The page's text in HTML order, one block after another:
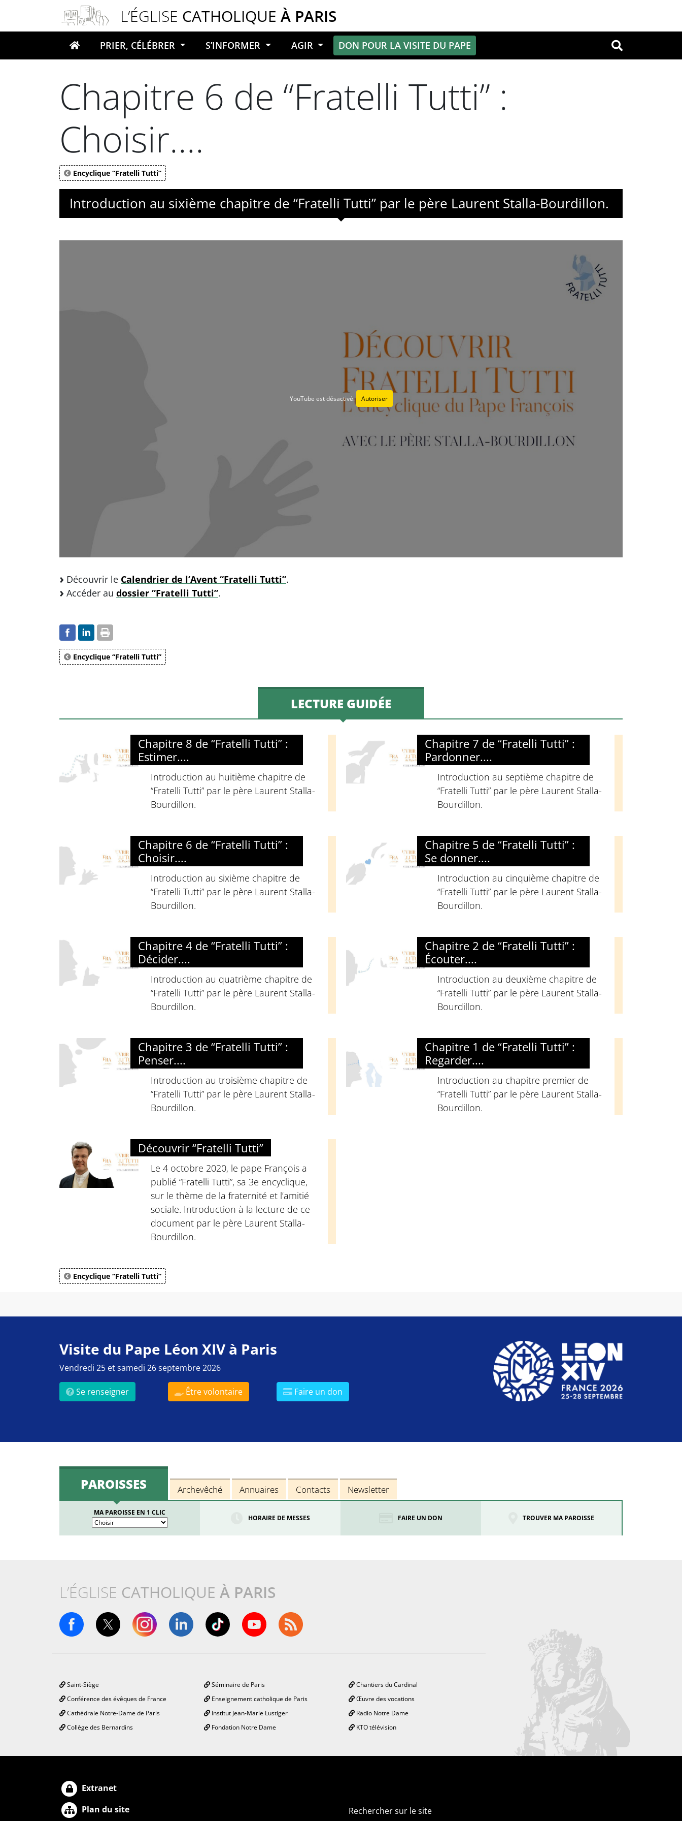
L’ÉGLISE CATHOLIQUE À PARIS
Votre recherche OK
PRIER, CÉLÉBRER S’INFORMER AGIR DON POUR LA VISITE DU PAPE
Chapitre 6 de “Fratelli Tutti” :
Choisir....
Encyclique “Fratelli Tutti”
Introduction au sixième chapitre de “Fratelli Tutti” par le père Laurent Stalla-Bourdillon.
YouTube est désactivé. Autoriser
Découvrir le Calendrier de l’Avent “Fratelli Tutti”.
Accéder au dossier “Fratelli Tutti”.
Encyclique “Fratelli Tutti”
LECTURE GUIDÉE
Chapitre 8 de “Fratelli Tutti” :
Estimer....
Introduction au huitième chapitre de
“Fratelli Tutti” par le père Laurent Stalla-
Bourdillon.
Chapitre 7 de “Fratelli Tutti” :
Pardonner....
Introduction au septième chapitre de
“Fratelli Tutti” par le père Laurent Stalla-
Bourdillon.
Chapitre 6 de “Fratelli Tutti” :
Choisir....
Introduction au sixième chapitre de
“Fratelli Tutti” par le père Laurent Stalla-
Bourdillon.
Chapitre 5 de “Fratelli Tutti” :
Se donner....
Introduction au cinquième chapitre de
“Fratelli Tutti” par le père Laurent Stalla-
Bourdillon.
Chapitre 4 de “Fratelli Tutti” :
Décider....
Introduction au quatrième chapitre de
“Fratelli Tutti” par le père Laurent Stalla-
Bourdillon.
Chapitre 2 de “Fratelli Tutti” :
Écouter....
Introduction au deuxième chapitre de
“Fratelli Tutti” par le père Laurent Stalla-
Bourdillon.
Chapitre 3 de “Fratelli Tutti” :
Penser....
Introduction au troisième chapitre de
“Fratelli Tutti” par le père Laurent Stalla-
Bourdillon.
Chapitre 1 de “Fratelli Tutti” :
Regarder....
Introduction au chapitre premier de
“Fratelli Tutti” par le père Laurent Stalla-
Bourdillon.
Découvrir “Fratelli Tutti”
Le 4 octobre 2020, le pape François a
publié “Fratelli Tutti”, sa 3e encyclique,
sur le thème de la fraternité et l’amitié
sociale. Introduction à la lecture de ce
document par le père Laurent Stalla-
Bourdillon.
Encyclique “Fratelli Tutti”
Visite du Pape Léon XIV à Paris
Vendredi 25 et samedi 26 septembre 2026
Se renseigner Être volontaire Faire un don
PAROISSES Archevêché Annuaires Contacts Newsletter
MA PAROISSE EN 1 CLIC
HORAIRE DE MESSES FAIRE UN DON TROUVER MA PAROISSE
L’ÉGLISE CATHOLIQUE À PARIS
Saint-Siège
Conférence des évêques de France
Cathédrale Notre-Dame de Paris
Collège des Bernardins
Séminaire de Paris
Enseignement catholique de Paris
Institut Jean-Marie Lustiger
Fondation Notre Dame
Chantiers du Cardinal
Œuvre des vocations
Radio Notre Dame
KTO télévision
Extranet
Plan du site
Rechercher sur le site
Panneau de gestion des cookies